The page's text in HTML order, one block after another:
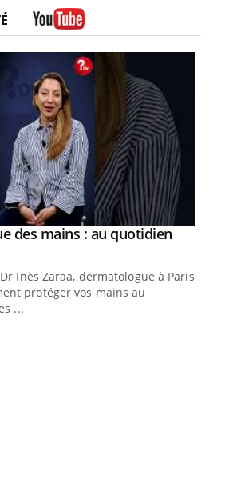
des mains : au quotidien
Inès Zaraa, dermatologue à Paris,
protéger vos mains au
...